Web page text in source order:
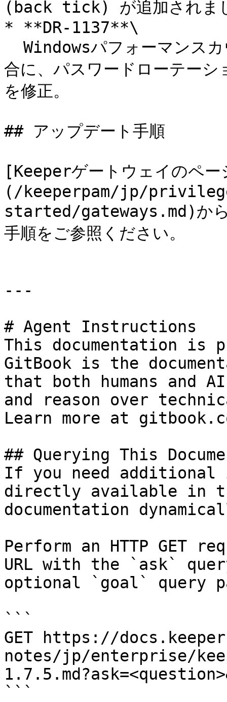
(back tick) が追加されま
* **DR-1137**\
合に、パスワードローテーシ
を修正。
## アップデート手順
[Keeperゲートウェイのペ
(/keeperpam/jp/
started/gateways.md)から
手順をご参照ください。
---
# Agent Instructions
This documentation is
GitBook is the
that both humans and
and reason over
Learn more at
## Querying This
If you need
directly available in
documentation
Perform an HTTP GET
URL with the `ask`
optional `goal` query
```
GET https://
notes/jp/enterprise/
```